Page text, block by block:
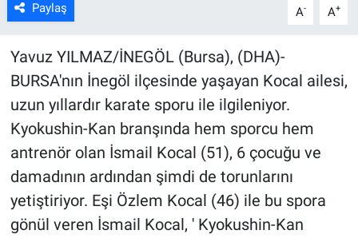
Paylaş A- A+
Yavuz YILMAZ/İNEGÖL (Bursa), (DHA)-
BURSA'nın İnegöl ilçesinde yaşayan Kocal ailesi,
uzun yıllardır karate sporu ile ilgileniyor.
Kyokushin-Kan branşında hem sporcu hem
antrenör olan İsmail Kocal (51), 6 çocuğu ve
damadının ardından şimdi de torunlarını
yetiştiriyor. Eşi Özlem Kocal (46) ile bu spora
gönül veren İsmail Kocal, ' Kyokushin-Kan